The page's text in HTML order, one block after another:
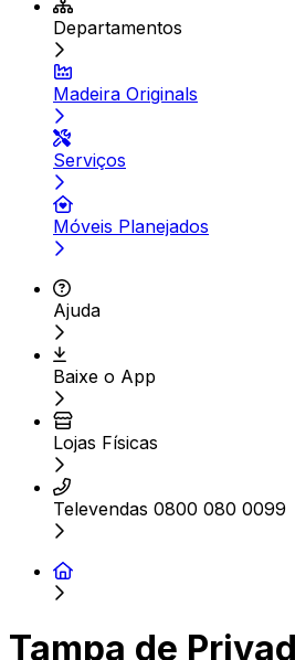
Departamentos
Madeira Originals
Serviços
Móveis Planejados
Ajuda
Baixe o App
Lojas Físicas
Televendas 0800 080 0099
Tampa de